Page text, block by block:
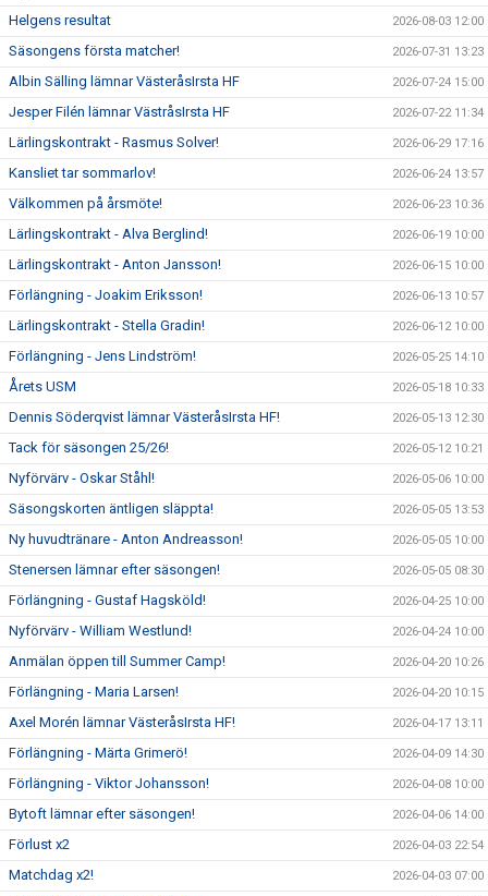
Helgens resultat 2026-08-03 12:00
Säsongens första matcher! 2026-07-31 13:23
Albin Sälling lämnar VästeråsIrsta HF 2026-07-24 15:00
Jesper Filén lämnar VästråsIrsta HF 2026-07-22 11:34
Lärlingskontrakt - Rasmus Solver! 2026-06-29 17:16
Kansliet tar sommarlov! 2026-06-24 13:57
Välkommen på årsmöte! 2026-06-23 10:36
Lärlingskontrakt - Alva Berglind! 2026-06-19 10:00
Lärlingskontrakt - Anton Jansson! 2026-06-15 10:00
Förlängning - Joakim Eriksson! 2026-06-13 10:57
Lärlingskontrakt - Stella Gradin! 2026-06-12 10:00
Förlängning - Jens Lindström! 2026-05-25 14:10
Årets USM 2026-05-18 10:33
Dennis Söderqvist lämnar VästeråsIrsta HF! 2026-05-13 12:30
Tack för säsongen 25/26! 2026-05-12 10:21
Nyförvärv - Oskar Ståhl! 2026-05-06 10:00
Säsongskorten äntligen släppta! 2026-05-05 13:53
Ny huvudtränare - Anton Andreasson! 2026-05-05 10:00
Stenersen lämnar efter säsongen! 2026-05-05 08:30
Förlängning - Gustaf Hagsköld! 2026-04-25 10:00
Nyförvärv - William Westlund! 2026-04-24 10:00
Anmälan öppen till Summer Camp! 2026-04-20 10:26
Förlängning - Maria Larsen! 2026-04-20 10:15
Axel Morén lämnar VästeråsIrsta HF! 2026-04-17 13:11
Förlängning - Märta Grimerö! 2026-04-09 14:30
Förlängning - Viktor Johansson! 2026-04-08 10:00
Bytoft lämnar efter säsongen! 2026-04-06 14:00
Förlust x2 2026-04-03 22:54
Matchdag x2! 2026-04-03 07:00